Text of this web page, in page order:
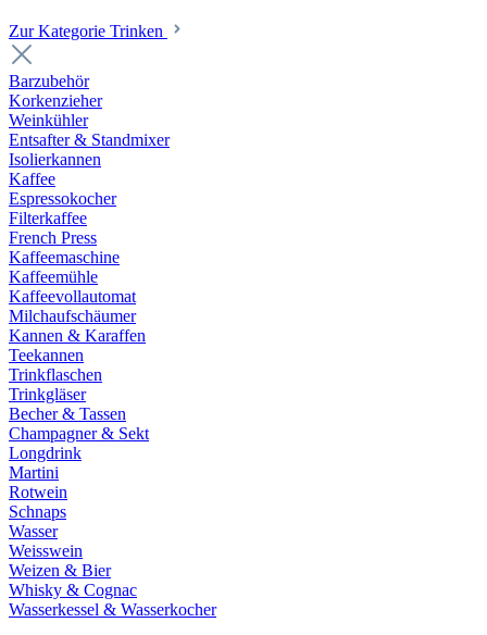
Zur Kategorie Trinken
Barzubehör
Korkenzieher
Weinkühler
Entsafter & Standmixer
Isolierkannen
Kaffee
Espressokocher
Filterkaffee
French Press
Kaffeemaschine
Kaffeemühle
Kaffeevollautomat
Milchaufschäumer
Kannen & Karaffen
Teekannen
Trinkflaschen
Trinkgläser
Becher & Tassen
Champagner & Sekt
Longdrink
Martini
Rotwein
Schnaps
Wasser
Weisswein
Weizen & Bier
Whisky & Cognac
Wasserkessel & Wasserkocher